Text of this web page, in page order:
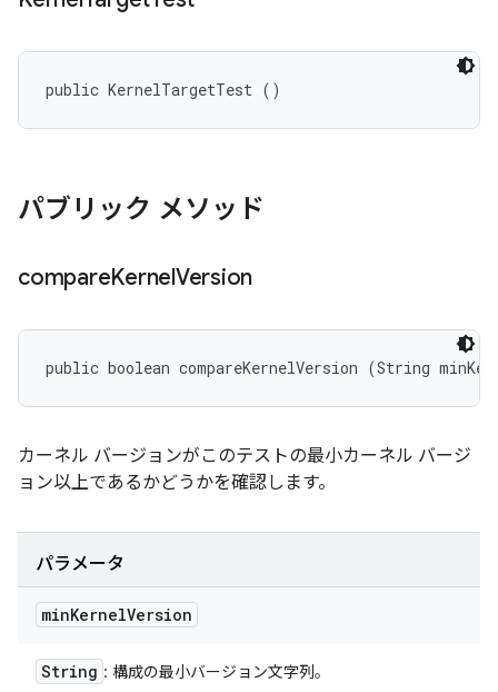
public KernelTargetTest ()
パブリック メソッド
compareKernelVersion
public boolean compareKernelVersion (String
カーネル バージョンがこのテストの最小カーネル バージ
ョン以上であるかどうかを確認します。
パラメータ
minKernelVersion
String : 構成の最小バージョン文字列。